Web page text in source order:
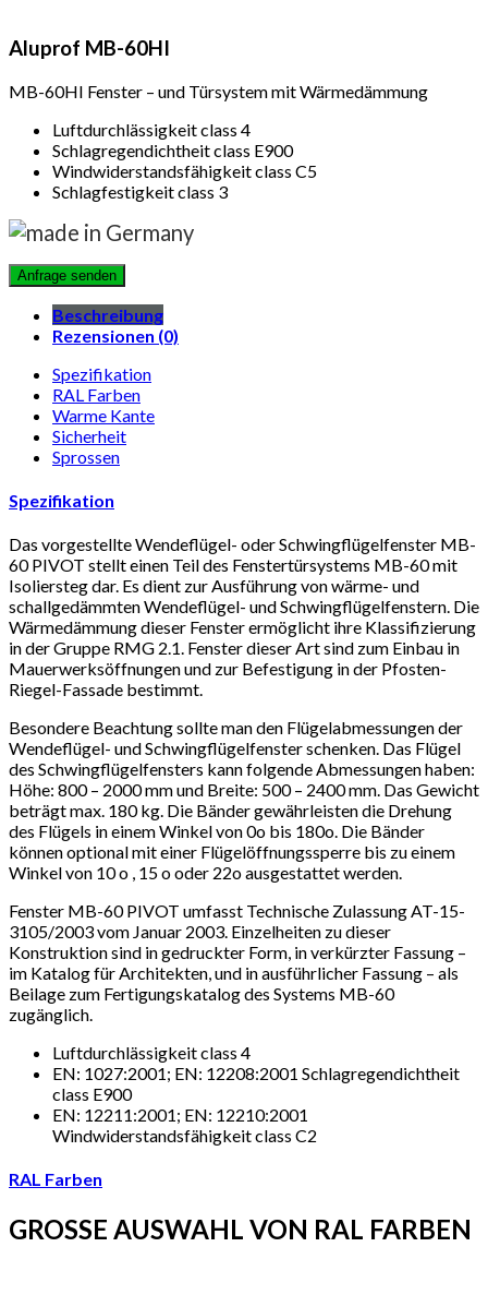
Aluprof MB-60HI
MB-60HI Fenster – und Türsystem mit Wärmedämmung
Luftdurchlässigkeit class 4
Schlagregendichtheit class E900
Windwiderstandsfähigkeit class C5
Schlagfestigkeit class 3
Beschreibung
Rezensionen (0)
Spezifikation
RAL Farben
Warme Kante
Sicherheit
Sprossen
Spezifikation
Das vorgestellte Wendeflügel- oder Schwingflügelfenster MB-
60 PIVOT stellt einen Teil des Fenstertürsystems MB-60 mit
Isoliersteg dar. Es dient zur Ausführung von wärme- und
schallgedämmten Wendeflügel- und Schwingflügelfenstern. Die
Wärmedämmung dieser Fenster ermöglicht ihre Klassifizierung
in der Gruppe RMG 2.1. Fenster dieser Art sind zum Einbau in
Mauerwerksöffnungen und zur Befestigung in der Pfosten-
Riegel-Fassade bestimmt.
Besondere Beachtung sollte man den Flügelabmessungen der
Wendeflügel- und Schwingflügelfenster schenken. Das Flügel
des Schwingflügelfensters kann folgende Abmessungen haben:
Höhe: 800 – 2000 mm und Breite: 500 – 2400 mm. Das Gewicht
beträgt max. 180 kg. Die Bänder gewährleisten die Drehung
des Flügels in einem Winkel von 0o bis 180o. Die Bänder
können optional mit einer Flügelöffnungssperre bis zu einem
Winkel von 10 o , 15 o oder 22o ausgestattet werden.
Fenster MB-60 PIVOT umfasst Technische Zulassung AT-15-
3105/2003 vom Januar 2003. Einzelheiten zu dieser
Konstruktion sind in gedruckter Form, in verkürzter Fassung –
im Katalog für Architekten, und in ausführlicher Fassung – als
Beilage zum Fertigungskatalog des Systems MB-60
zugänglich.
Luftdurchlässigkeit class 4
EN: 1027:2001; EN: 12208:2001 Schlagregendichtheit
class E900
EN: 12211:2001; EN: 12210:2001
Windwiderstandsfähigkeit class C2
RAL Farben
GROSSE AUSWAHL VON RAL FARBEN